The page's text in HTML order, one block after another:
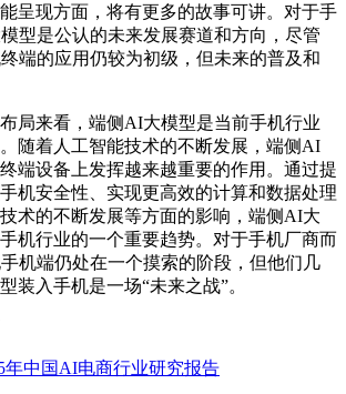
呈现方面，将有更多的故事可讲。对于手
型是公认的未来发展赛道和方向，尽管
端的应用仍较为初级，但未来的普及和
来看，端侧AI大模型是当前手机行业
随着人工智能技术的不断发展，端侧AI
端设备上发挥越来越重要的作用。通过提
机安全性、实现更高效的计算和数据处理
术的不断发展等方面的影响，端侧AI大
机行业的一个重要趋势。对于手机厂商而
机端仍处在一个摸索的阶段，但他们几
装入手机是一场“未来之战”。
年中国AI电商行业研究报告